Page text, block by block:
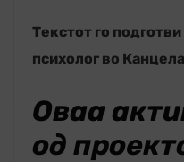
Текстот го
психолог во
Оваа
од